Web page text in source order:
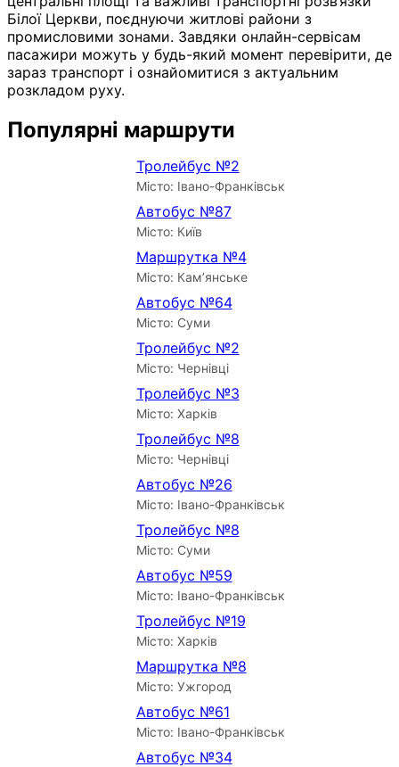
Білої Церкви, поєднуючи житлові райони з
промисловими зонами. Завдяки онлайн-сервісам
пасажири можуть у будь-який момент перевірити, де
зараз транспорт і ознайомитися з актуальним
розкладом руху.
Популярні маршрути
Тролейбус №2
Місто: Івано-Франківськ
Автобус №87
Місто: Київ
Маршрутка №4
Місто: Кам’янське
Автобус №64
Місто: Суми
Тролейбус №2
Місто: Чернівці
Тролейбус №3
Місто: Харків
Тролейбус №8
Місто: Чернівці
Автобус №26
Місто: Івано-Франківськ
Тролейбус №8
Місто: Суми
Автобус №59
Місто: Івано-Франківськ
Тролейбус №19
Місто: Харків
Маршрутка №8
Місто: Ужгород
Автобус №61
Місто: Івано-Франківськ
Автобус №34